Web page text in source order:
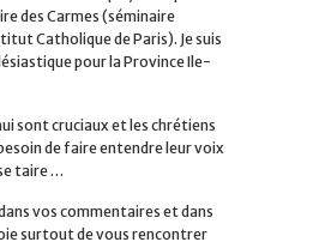
des Carmes (séminaire
Catholique de Paris). Je suis
pour la Province Ile-
sont cruciaux et les chrétiens
de faire entendre leur voix
taire …
vos commentaires et dans
surtout de vous rencontrer